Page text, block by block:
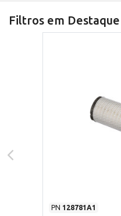
Filtros em Destaque
PN 128781A1